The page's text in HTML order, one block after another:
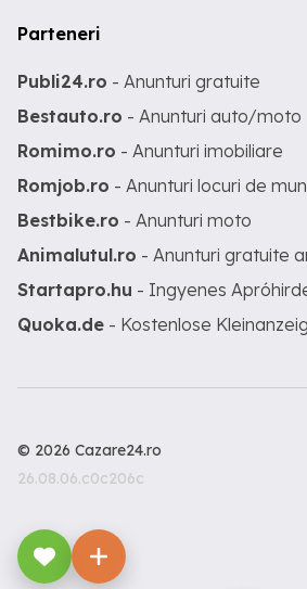
Parteneri
Publi24.ro - Anunturi gratuite
Bestauto.ro - Anunturi auto/moto
Romimo.ro - Anunturi imobiliare
Romjob.ro - Anunturi locuri de
Bestbike.ro - Anunturi moto
Animalutul.ro - Anunturi gratuite
Startapro.hu - Ingyenes
Quoka.de - Kostenlose
© 2026 Cazare24.ro
26.08.06.c0c206c